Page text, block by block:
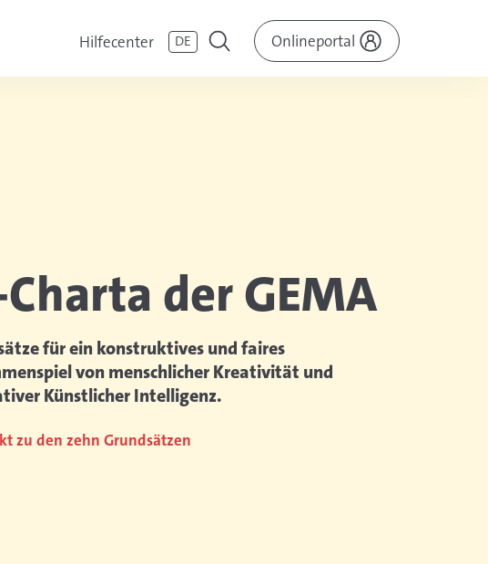
Hilfecenter DE Onlineportal
der GEMA
für ein konstruktives und faires
von menschlicher Kreativität und
Künstlicher Intelligenz.
zu den zehn Grundsätzen